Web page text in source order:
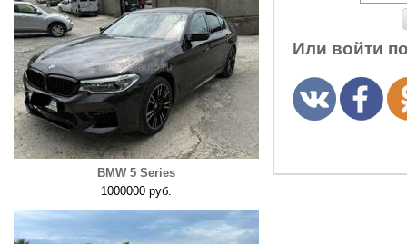
BMW 5 Series
1000000 руб.
Или войти